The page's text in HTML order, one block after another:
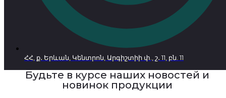
ՀՀ, ք․ Երևան, Կենտրոն, Արգիշտիի փ., շ․ 11, բն. 11
Будьте в курсе наших новостей и
новинок продукции